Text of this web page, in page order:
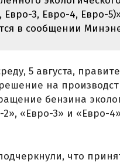
Евро-3, Евро-4, Евро-
в сообщении
5 августа,
на
бензина
2», «Евро-3» и «Евро-
что